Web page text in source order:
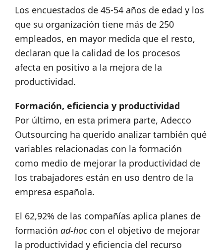
Los encuestados de 45-54 años de edad y los
que su organización tiene más de 250
empleados, en mayor medida que el resto,
declaran que la calidad de los procesos
afecta en positivo a la mejora de la
productividad.
Formación, eficiencia y productividad
Por último, en esta primera parte, Adecco
Outsourcing ha querido analizar también qué
variables relacionadas con la formación
como medio de mejorar la productividad de
los trabajadores están en uso dentro de la
empresa española.
El 62,92% de las compañías aplica planes de
formación ad-hoccon el objetivo de mejorar
la productividad y eficiencia del recurso